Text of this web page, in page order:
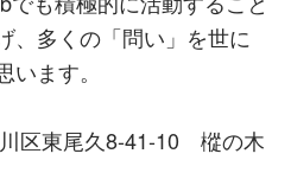
、多くの「問い」を世に
ます。
区東尾久8-41-10 樅の木